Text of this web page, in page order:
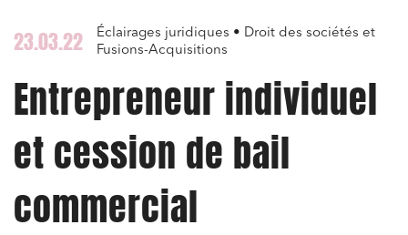
23.03.22
Éclairages juridiques • Droit des sociétés et
Fusions-Acquisitions
Entrepreneur individuel
et cession de bail
commercial